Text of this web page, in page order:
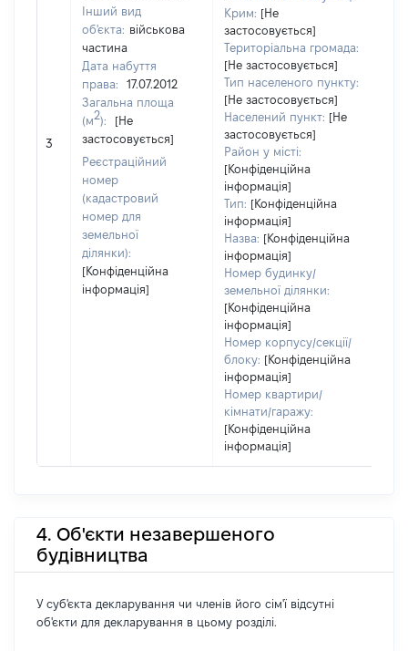
3
Інший вид
об'єкта: військова
частина
Дата набуття
права:
17.07.2012
Загальна площа
(м2):
[Не
застосовується]
Реєстраційний
номер
(кадастровий
номер для
земельної
ділянки):
[Конфіденційна
інформація]
Крим: [Не
застосовується]
Територіальна громада:
[Не застосовується]
Тип населеного пункту:
[Не застосовується]
Населений пункт: [Не
застосовується]
Район у місті:
[Конфіденційна
інформація]
Тип: [Конфіденційна
інформація]
Назва: [Конфіденційна
інформація]
Номер будинку/
земельної ділянки:
[Конфіденційна
інформація]
Номер корпусу/секції/
блоку: [Конфіденційна
інформація]
Номер квартири/
кімнати/гаражу:
[Конфіденційна
інформація]
4. Об'єкти незавершеного
будівництва
У суб'єкта декларування чи членів його сім'ї відсутні
об'єкти для декларування в цьому розділі.